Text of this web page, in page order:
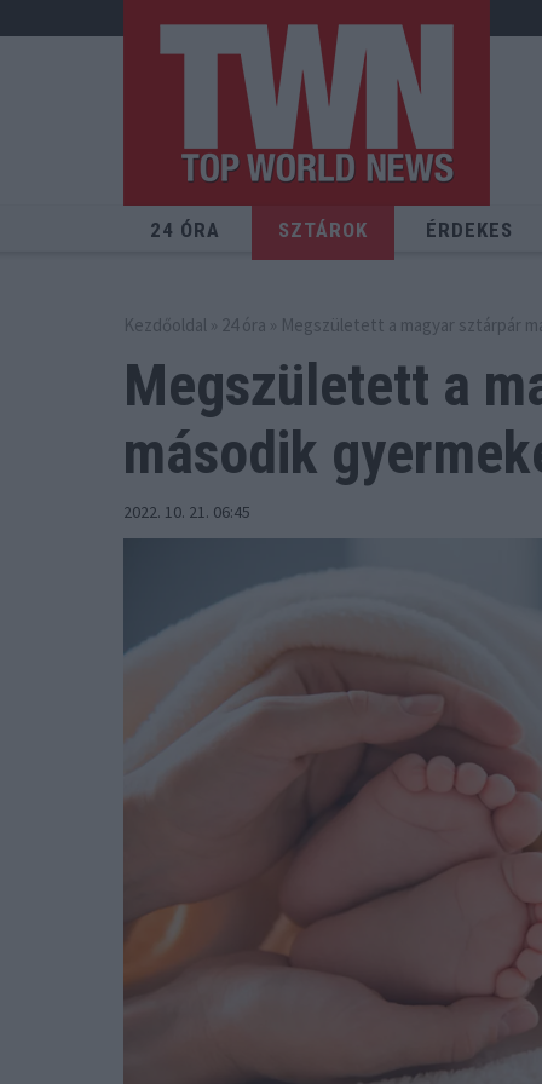
24 ÓRA SZTÁROK ÉRDEKES
Kezdőoldal » 24 óra » Megszületett a magyar sztárpár
Megszületett a
második
2022. 10. 21. 06:45